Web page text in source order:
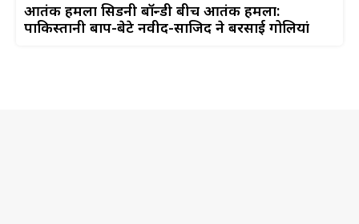
आतंकी हमला सिडनी बॉन्डी बीच आतंकी हमला:
पाकिस्तानी बाप-बेटे नवीद-साजिद ने बरसाई गोलियां